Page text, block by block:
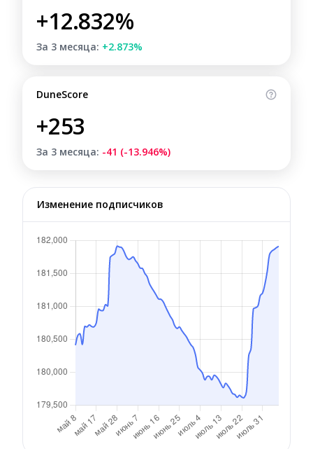
+12.832%
За 3 месяца: +2.873%
DuneScore
+253
За 3 месяца: -41 (-13.946%)
Изменение подписчиков